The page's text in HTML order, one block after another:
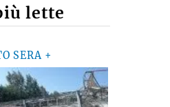
lette
SERA +